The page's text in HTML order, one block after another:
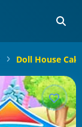
Doll House